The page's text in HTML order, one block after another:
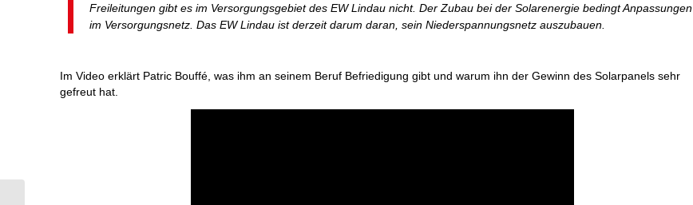
Freileitungen gibt es im Versorgungsgebiet des EW Lindau nicht. Der Zubau bei der Solarenergie bedingt Anpassungen
im Versorgungsnetz. Das EW Lindau ist derzeit darum daran, sein Niederspannungsnetz auszubauen.
Im Video erklärt Patric Bouffé, was ihm an seinem Beruf Befriedigung gibt und warum ihn der Gewinn des Solarpanels sehr
gefreut hat.